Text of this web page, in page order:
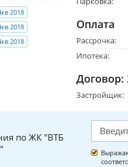
2018
2018
2018
Оплата
Рассрочка:
Ипотека:
Договор:
Застройщик:
по ЖК "ВТБ